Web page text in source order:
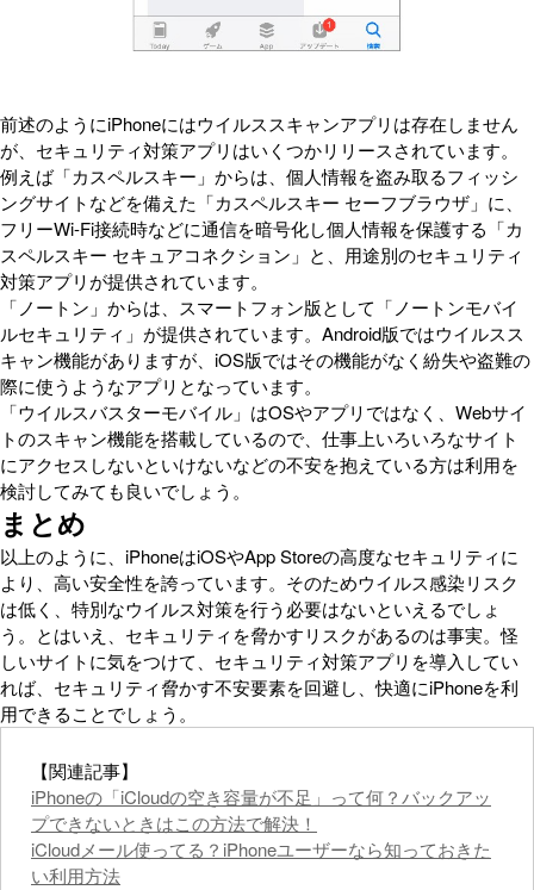
前述のようにiPhoneにはウイルススキャンアプリは存在しません
が、セキュリティ対策アプリはいくつかリリースされています。
例えば「カスペルスキー」からは、個人情報を盗み取るフィッシ
ングサイトなどを備えた「カスペルスキー セーフブラウザ」に、
フリーWi-Fi接続時などに通信を暗号化し個人情報を保護する「カ
スペルスキー セキュアコネクション」と、用途別のセキュリティ
対策アプリが提供されています。
「ノートン」からは、スマートフォン版として「ノートンモバイ
ルセキュリティ」が提供されています。Android版ではウイルスス
キャン機能がありますが、iOS版ではその機能がなく紛失や盗難の
際に使うようなアプリとなっています。
「ウイルスバスターモバイル」はOSやアプリではなく、Webサイ
トのスキャン機能を搭載しているので、仕事上いろいろなサイト
にアクセスしないといけないなどの不安を抱えている方は利用を
検討してみても良いでしょう。
まとめ
以上のように、iPhoneはiOSやApp Storeの高度なセキュリティに
より、高い安全性を誇っています。そのためウイルス感染リスク
は低く、特別なウイルス対策を行う必要はないといえるでしょ
う。とはいえ、セキュリティを脅かすリスクがあるのは事実。怪
しいサイトに気をつけて、セキュリティ対策アプリを導入してい
れば、セキュリティ脅かす不安要素を回避し、快適にiPhoneを利
用できることでしょう。
【関連記事】
iPhoneの「iCloudの空き容量が不足」って何？バックアッ
プできないときはこの方法で解決！
iCloudメール使ってる？iPhoneユーザーなら知っておきた
い利用方法